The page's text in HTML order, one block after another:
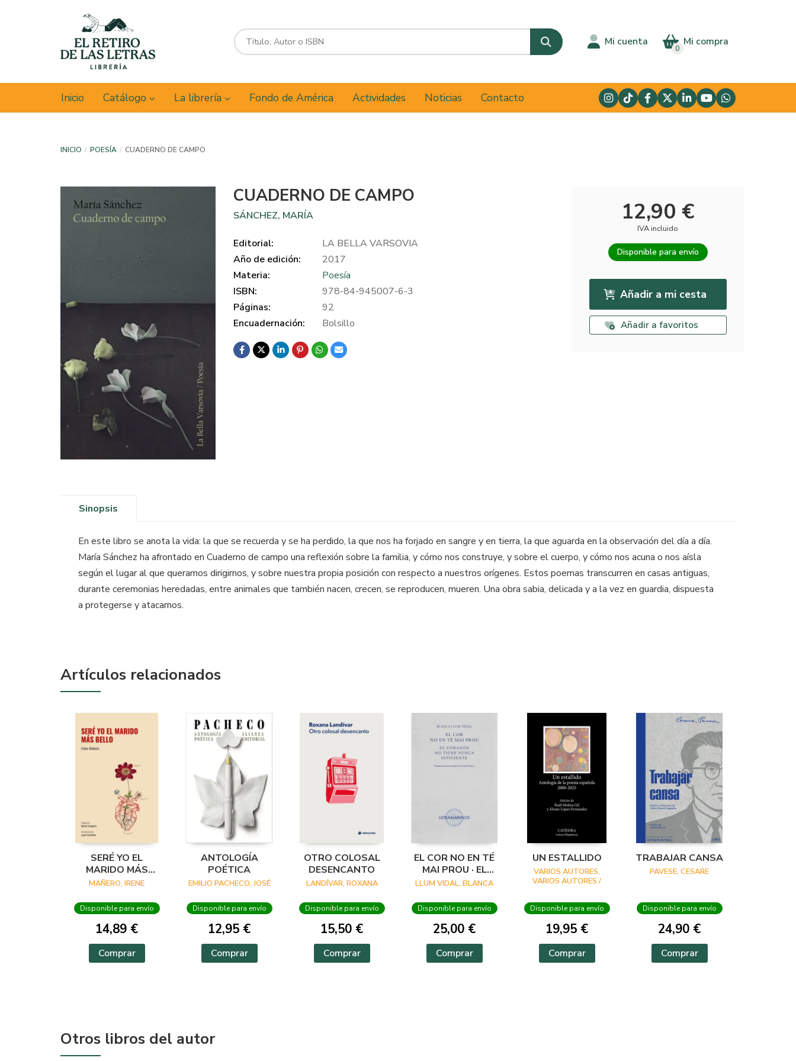
Mi cuenta Mi compra
0
Inicio Catálogo La librería Fondo de América Actividades Noticias Contacto
INICIO POESÍA CUADERNO DE CAMPO
CUADERNO DE CAMPO
SÁNCHEZ, MARÍA
Editorial:
LA BELLA VARSOVIA
Año de edición:
2017
Materia:
Poesía
ISBN:
978-84-945007-6-3
Páginas:
92
Encuadernación:
Bolsillo
12,90 €
IVA incluido
Disponible para envío
Añadir a mi cesta
Añadir a favoritos
Sinopsis
En este libro se anota la vida: la que se recuerda y se ha perdido, la que nos ha forjado en sangre y en tierra, la que aguarda en la observación del día a día.
María Sánchez ha afrontado en Cuaderno de campo una reflexión sobre la familia, y cómo nos construye, y sobre el cuerpo, y cómo nos acuna o nos aísla
según el lugar al que queramos dirigirnos, y sobre nuestra propia posición con respecto a nuestros orígenes. Estos poemas transcurren en casas antiguas,
durante ceremonias heredadas, entre animales que también nacen, crecen, se reproducen, mueren. Una obra sabia, delicada y a la vez en guardia, dispuesta
a protegerse y atacarnos.
Artículos relacionados
SERÉ YO EL
MARIDO MÁS
BELLO
MAÑERO, IRENE
Disponible para envío
14,89 €
Comprar
ANTOLOGÍA
POÉTICA
EMILIO PACHECO, JOSÉ
Disponible para envío
12,95 €
Comprar
OTRO COLOSAL
DESENCANTO
LANDÍVAR, ROXANA
Disponible para envío
15,50 €
Comprar
EL COR NO EN TÉ
MAI PROU · EL
CORAZÓN NO
SUFICIENTE
LLUM VIDAL, BLANCA
Disponible para envío
25,00 €
Comprar
UN ESTALLIDO
VARIOS AUTORES,
VARIOS AUTORES /
LÓPEZ FERNÁNDEZ,
ÁLVARO
Disponible para envío
19,95 €
Comprar
TRABAJAR CANSA
PAVESE, CESARE
Disponible para envío
24,90 €
Comprar
Otros libros del autor